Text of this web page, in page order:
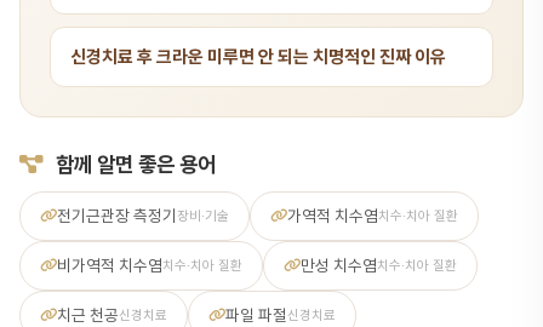
신경치료 후 크라운 미루면 안 되는 치명적인 진짜 이유
함께 알면 좋은 용어
전기근관장 측정기 장비·기술 가역적 치수염치수·치아 질환
비가역적 치수염치수·치아 질환 만성 치수염치수·치아 질환
치근 천공신경치료 파일 파절 신경치료